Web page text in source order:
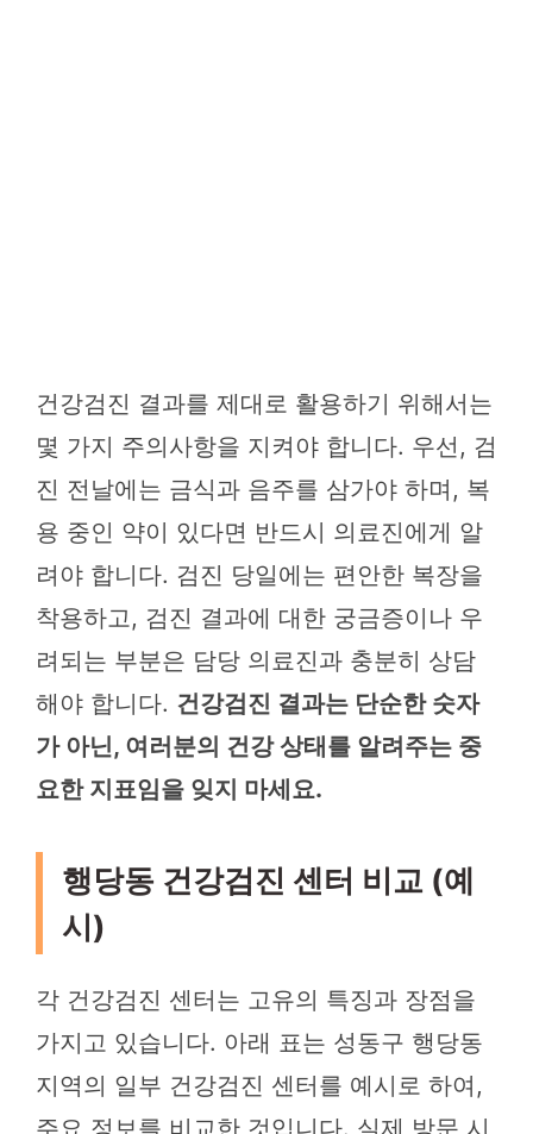
건강검진 결과를 제대로 활용하기 위해서는
몇 가지 주의사항을 지켜야 합니다. 우선, 검
진 전날에는 금식과 음주를 삼가야 하며, 복
용 중인 약이 있다면 반드시 의료진에게 알
려야 합니다. 검진 당일에는 편안한 복장을
착용하고, 검진 결과에 대한 궁금증이나 우
려되는 부분은 담당 의료진과 충분히 상담
해야 합니다. 건강검진 결과는 단순한 숫자
가 아닌, 여러분의 건강 상태를 알려주는 중
요한 지표임을 잊지 마세요.
행당동 건강검진 센터 비교 (예
시)
각 건강검진 센터는 고유의 특징과 장점을
가지고 있습니다. 아래 표는 성동구 행당동
지역의 일부 건강검진 센터를 예시로 하여,
주요 정보를 비교한 것입니다. 실제 방문 시